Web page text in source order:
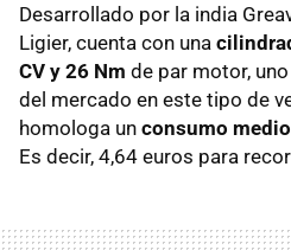
Desarrollado por la india
Ligier, cuenta con una
CV y 26 Nm de par motor,
del mercado en este tipo de
homologa un consumo
Es decir, 4,64 euros para